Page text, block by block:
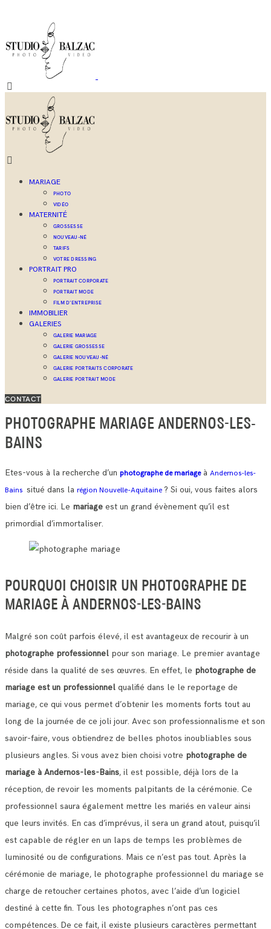
MARIAGE
PHOTO
VIDÉO
MATERNITÉ
GROSSESSE
NOUVEAU-NÉ
TARIFS
VOTRE DRESSING
PORTRAIT PRO
PORTRAIT CORPORATE
PORTRAIT MODE
FILM D’ENTREPRISE
IMMOBILIER
GALERIES
GALERIE MARIAGE
GALERIE GROSSESSE
GALERIE NOUVEAU-NÉ
GALERIE PORTRAITS CORPORATE
GALERIE PORTRAIT MODE
CONTACT
PHOTOGRAPHE MARIAGE ANDERNOS-LES-
BAINS
Etes-vous à la recherche d’un photographe de mariageà Andernos-les-
Bains situé dans la région Nouvelle-Aquitaine ? Si oui, vous faites alors
bien d’être ici. Le mariage est un grand évènement qu’il est
primordial d’immortaliser.
POURQUOI CHOISIR UN PHOTOGRAPHE DE
MARIAGE À ANDERNOS-LES-BAINS
Malgré son coût parfois élevé, il est avantageux de recourir à un
photographe professionnel pour son mariage. Le premier avantage
réside dans la qualité de ses œuvres. En effet, le photographe de
mariage est un professionnel qualifié dans le le reportage de
mariage, ce qui vous permet d’obtenir les moments forts tout au
long de la journée de ce joli jour. Avec son professionnalisme et son
savoir-faire, vous obtiendrez de belles photos inoubliables sous
plusieurs angles. Si vous avez bien choisi votre photographe de
mariage à Andernos-les-Bains, il est possible, déjà lors de la
réception, de revoir les moments palpitants de la cérémonie. Ce
professionnel saura également mettre les mariés en valeur ainsi
que leurs invités. En cas d’imprévus, il sera un grand atout, puisqu’il
est capable de régler en un laps de temps les problèmes de
luminosité ou de configurations. Mais ce n’est pas tout. Après la
cérémonie de mariage, le photographe professionnel du mariage se
charge de retoucher certaines photos, avec l’aide d’un logiciel
destiné à cette fin. Tous les photographes n’ont pas ces
compétences. De ce fait, il existe plusieurs caractères permettant